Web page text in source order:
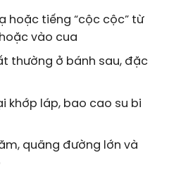
hoặc tiếng “cộc cộc” từ
vào cua
thường ở bánh sau, đặc
khớp láp, bao cao su bi
quãng đường lớn và